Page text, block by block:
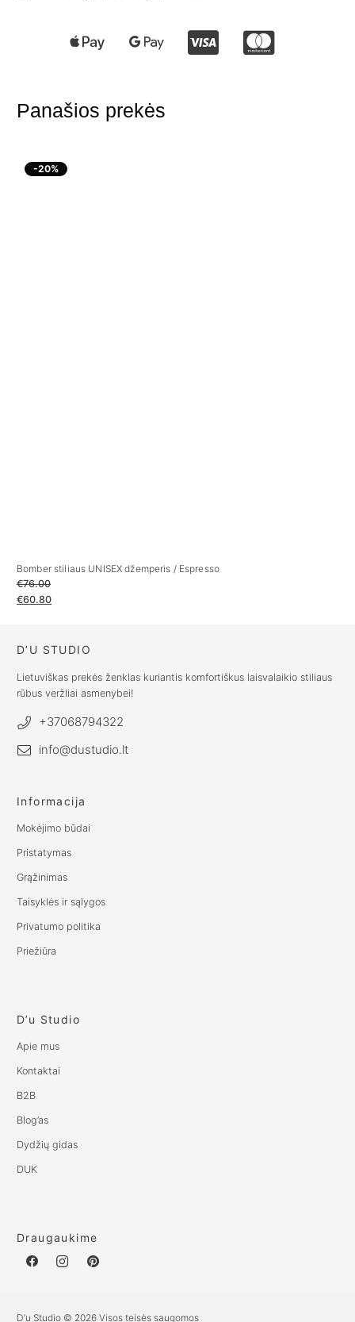
Panašios prekės
-20%
Bomber stiliaus UNISEX džemperis / Espresso
€76.00
€60.80
D’U STUDIO
Lietuviškas prekės ženklas kuriantis komfortiškus laisvalaikio stiliaus
rūbus veržliai asmenybei!
+37068794322
info@dustudio.lt
Informacija
Mokėjimo būdai
Pristatymas
Grąžinimas
Taisyklės ir sąlygos
Privatumo politika
Priežiūra
D’u Studio
Apie mus
Kontaktai
B2B
Blog’as
Dydžių gidas
DUK
Draugaukime
D’u Studio © 2026 Visos teisės saugomos